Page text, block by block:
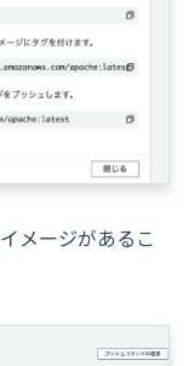
メージがあるこ